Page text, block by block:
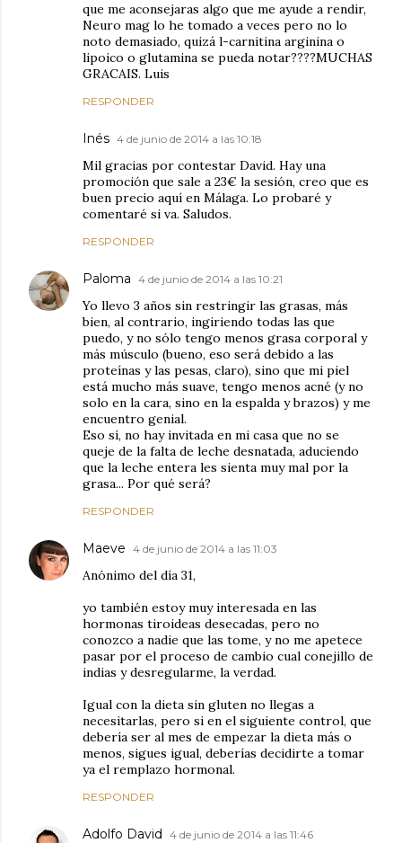
que me aconsejaras algo que me ayude a rendir,
Neuro mag lo he tomado a veces pero no lo
noto demasiado, quizá l-carnitina arginina o
lipoico o glutamina se pueda notar????MUCHAS
GRACAIS. Luis
RESPONDER
Inés 4 de junio de 2014 a las 10:18
Mil gracias por contestar David. Hay una
promoción que sale a 23€ la sesión, creo que es
buen precio aquí en Málaga. Lo probaré y
comentaré si va. Saludos.
RESPONDER
Paloma 4 de junio de 2014 a las 10:21
Yo llevo 3 años sin restringir las grasas, más
bien, al contrario, ingiriendo todas las que
puedo, y no sólo tengo menos grasa corporal y
más músculo (bueno, eso será debido a las
proteínas y las pesas, claro), sino que mi piel
está mucho más suave, tengo menos acné (y no
solo en la cara, sino en la espalda y brazos) y me
encuentro genial.
Eso sí, no hay invitada en mi casa que no se
queje de la falta de leche desnatada, aduciendo
que la leche entera les sienta muy mal por la
grasa... Por qué será?
RESPONDER
Maeve 4 de junio de 2014 a las 11:03
Anónimo del día 31,
yo también estoy muy interesada en las
hormonas tiroideas desecadas, pero no
conozco a nadie que las tome, y no me apetece
pasar por el proceso de cambio cual conejillo de
indias y desregularme, la verdad.
Igual con la dieta sin gluten no llegas a
necesitarlas, pero si en el siguiente control, que
debería ser al mes de empezar la dieta más o
menos, sigues igual, deberías decidirte a tomar
ya el remplazo hormonal.
RESPONDER
Adolfo David 4 de junio de 2014 a las 11:46